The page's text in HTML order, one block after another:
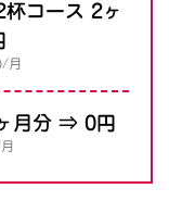
コース 2ヶ
月
月分 ⇒ 0円